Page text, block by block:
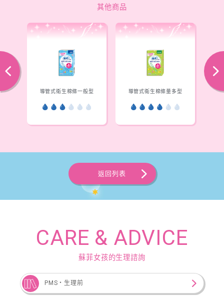
其他商品
導管式衛生棉條一般型 導管式衛生棉條量多型 導
往後 下一步
返回列表
CARE & ADVICE
蘇菲女孩的生理諮詢
PMS・生理前